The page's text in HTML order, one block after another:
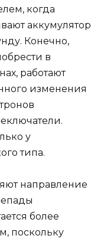
когда
аккумулятор
Конечно,
в
работают
изменения
у
типа.
направление
более
поскольку